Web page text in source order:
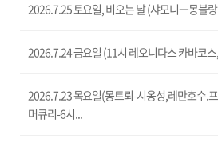
2026.7.25 토요일, 비오는 날 (샤모니ㅡ몽블
2026.7.24 금요일 (11시 레오니다스 카바코
2026.7.23 목요일(몽트뢰-시옹성,레만호수.
머큐리-6시...